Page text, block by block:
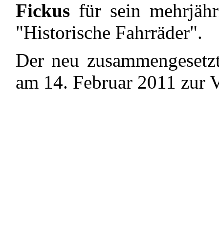
Fickus für sein
"Historische Fahrräder".
Der neu
am 14. Februar 2011 zur